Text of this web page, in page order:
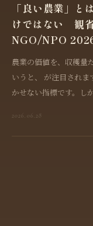
「良い農業」と
けではない
NGO/NPO
農業の価値を、収穫量
いうと、 が注目され
かせない指標です。し
2026.06.28